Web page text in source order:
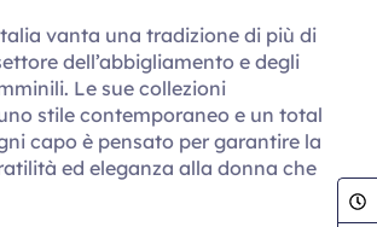
vanta una tradizione di più di
dell’abbigliamento e degli
Le sue collezioni
stile contemporaneo e un total
capo è pensato per garantire la
ed eleganza alla donna che